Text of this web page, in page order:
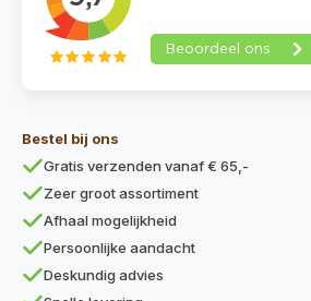
Bestel bij ons
Gratis verzenden vanaf € 65,-
Zeer groot assortiment
Afhaal mogelijkheid
Persoonlijke aandacht
Deskundig advies